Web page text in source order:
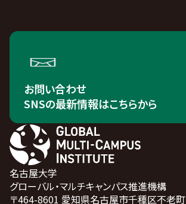
お問い合わせ
SNSの最新情報はこちらから
名古屋大学
グローバル・マルチキャンパス推進機構
〒464-8601 愛知県名古屋市千種区不老町